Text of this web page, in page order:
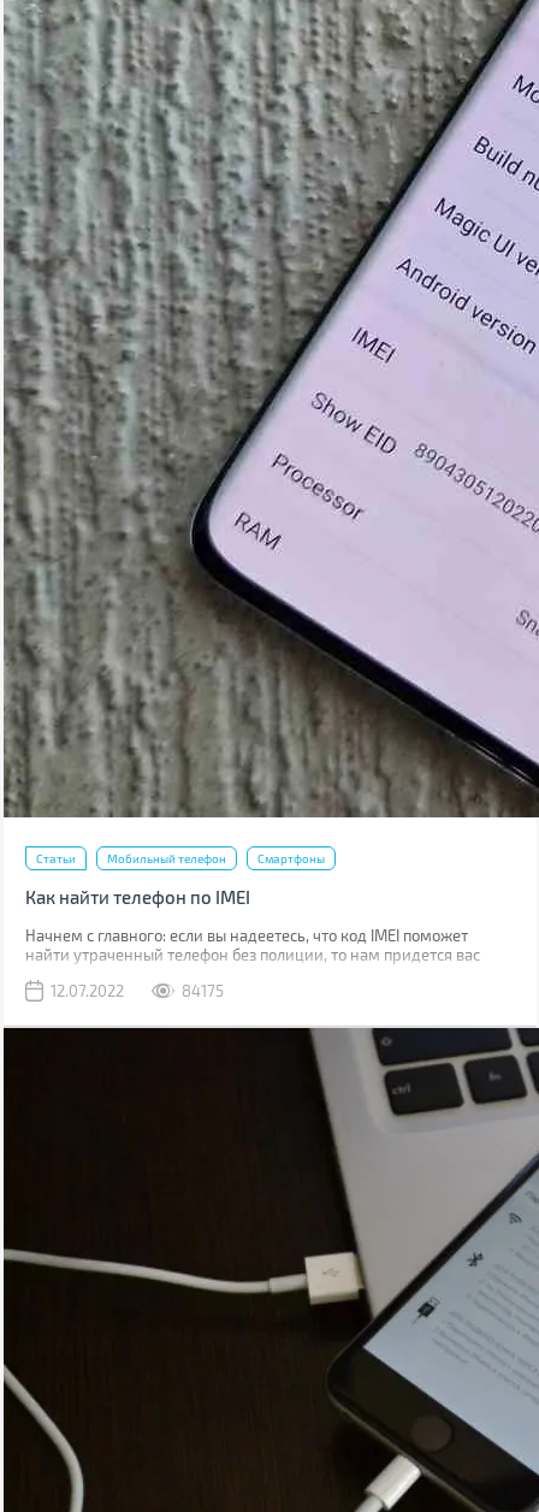
Статьи Мобильный телефон Смартфоны
Как найти телефон по IMEI
Начнем с главного: если вы надеетесь, что код IMEI поможет
найти утраченный телефон без полиции, то нам придется вас
поможет абсолютно. Если его украли, IMEI стоит сообщить
12.07.2022 84175